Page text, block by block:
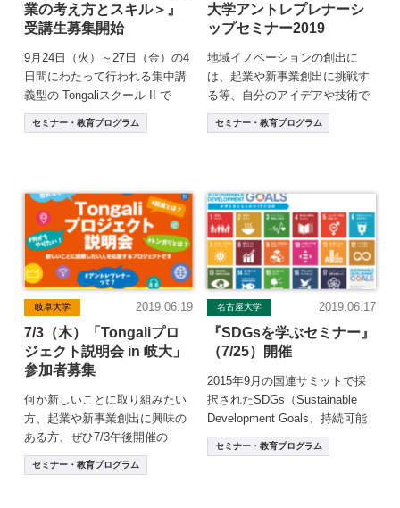
業の考え方とスキル＞』
受講生募集開始
9月24日（火）～27日（金）の4
日間にわたって行われる集中講
義型の Tongaliスクール II で
は、受講生を募集します。 「
[…]
セミナー・教育プログラム
大学アントレプレナーシ
ップセミナー2019
地域イノベーションの創出に
は、起業や新事業創出に挑戦す
る等、自分のアイデアや技術で
世の中を大きく変えようとチャ
レンジする人材が必要 […]
セミナー・教育プログラム
岐阜大学 2019.06.19
7/3（木）「Tongaliプロ
ジェクト説明会 in 岐大」
参加者募集
何か新しいことに取り組みたい
方、起業や新事業創出に興味の
ある方、ぜひ7/3午後開催の
『Tongaliプロジェクト説明会 in
岐大 […]
セミナー・教育プログラム
名古屋大学 2019.06.17
『SDGsを学ぶセミナー』
（7/25）開催
2015年9月の国連サミットで採
択されたSDGs（Sustainable
Development Goals、持続可能
な開発目標） […]
セミナー・教育プログラム